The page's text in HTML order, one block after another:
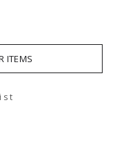
ITEMS